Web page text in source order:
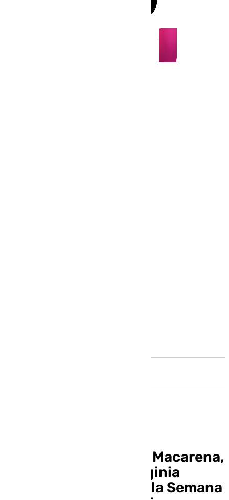
Un primer plano de la Macarena,
así es el cartel de Virginia
Saldaña que anuncia la Semana